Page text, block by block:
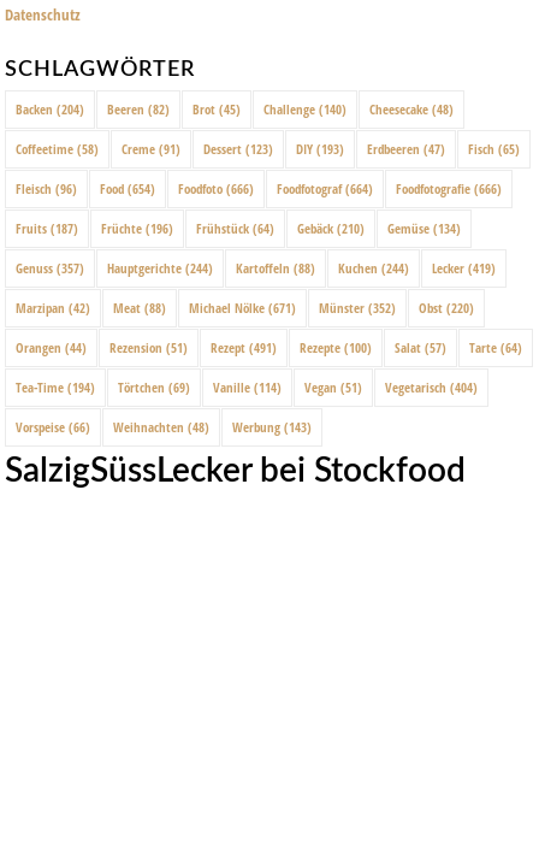
Datenschutz
SCHLAGWÖRTER
Backen (204) Beeren (82) Brot (45) Challenge (140) Cheesecake (48)
Coffeetime (58) Creme (91) Dessert (123) DIY (193) Erdbeeren (47) Fisch (65)
Fleisch (96) Food (654) Foodfoto (666) Foodfotograf(664) Foodfotografie (666)
Fruits (187) Früchte (196) Frühstück (64) Gebäck (210) Gemüse (134)
Genuss (357) Hauptgerichte (244) Kartoffeln (88) Kuchen (244) Lecker (419)
Marzipan (42) Meat (88) Michael Nölke (671) Münster (352) Obst (220)
Orangen (44) Rezension (51) Rezept (491) Rezepte (100) Salat (57) Tarte (64)
Tea-Time (194) Törtchen (69) Vanille (114) Vegan (51) Vegetarisch (404)
Vorspeise (66) Weihnachten (48) Werbung (143)
SalzigSüssLecker bei Stockfood